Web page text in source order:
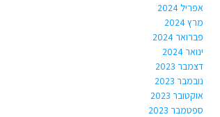
אפריל 2024
מרץ 2024
פברואר 2024
ינואר 2024
דצמבר 2023
נובמבר 2023
אוקטובר 2023
ספטמבר 2023